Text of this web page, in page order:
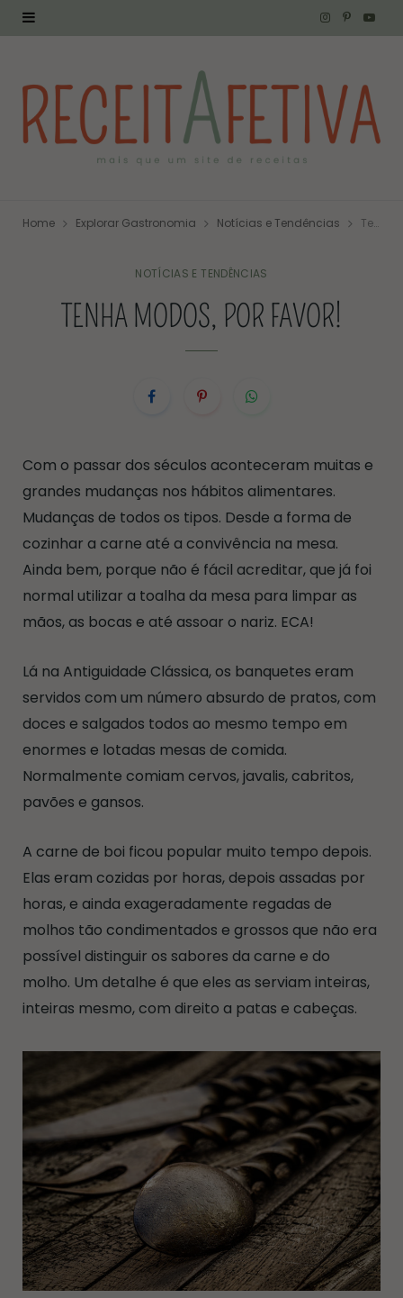
I
t
m
P Y
T
Home Explorar Gastronomia Notícias e Tendências Tenha modos, por favor!
NOTÍCIAS E TENDÊNCIAS
TENHA MODOS, POR FAVOR!
Com o passar dos séculos aconteceram muitas e
grandes mudanças nos hábitos alimentares.
Mudanças de todos os tipos. Desde a forma de
cozinhar a carne até a convivência na mesa.
Ainda bem, porque não é fácil acreditar, que já foi
normal utilizar a toalha da mesa para limpar as
mãos, as bocas e até assoar o nariz. ECA!
Lá na Antiguidade Clássica, os banquetes eram
servidos com um número absurdo de pratos, com
doces e salgados todos ao mesmo tempo em
enormes e lotadas mesas de comida.
Normalmente comiam cervos, javalis, cabritos,
pavões e gansos.
A carne de boi ficou popular muito tempo depois.
Elas eram cozidas por horas, depois assadas por
horas, e ainda exageradamente regadas de
molhos tão condimentados e grossos que não era
possível distinguir os sabores da carne e do
molho. Um detalhe é que eles as serviam inteiras,
inteiras mesmo, com direito a patas e cabeças.